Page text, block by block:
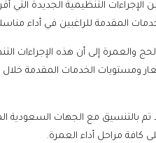
الإجراءات التنظيمية الجديدة
المقدمة للراغبين في أداء
والعمرة إلى أن هذه الإجراءات
ومستويات الخدمات المقدمة خلال
تم بالتنسيق مع الجهات
كافة مراحل أداء العمرة.